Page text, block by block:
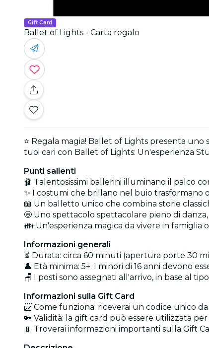
Gift Card
Ballet of Lights - Carta regalo
⭐ Regala magia! Ballet of Lights presenta
tuoi cari con Ballet of Lights: Un'esperienza
Punti salienti
🩰 Talentosissimi ballerini illuminano il palco
✨ I costumi che brillano nel buio
📖 Un balletto unico che combina storie
🤩 Uno spettacolo spettacolare pieno di
👪 Un'esperienza magica da vivere in famiglia
Informazioni generali
⏳ Durata: circa 60 minuti (apertura porte 30
👤 Età minima: 5+. I minori di 16 anni devono
🪑 I posti sono assegnati all'arrivo, in base al
Informazioni sulla Gift Card
📨 Come funziona: riceverai un codice unico
🔑 Validità: la gift card può essere utilizzata
📱 Troverai informazioni importanti sulla Gift